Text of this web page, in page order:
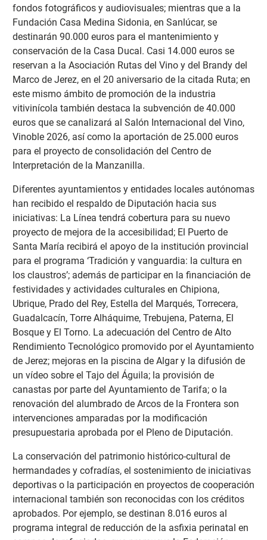
fondos fotográficos y audiovisuales; mientras que a la
Fundación Casa Medina Sidonia, en Sanlúcar, se
destinarán 90.000 euros para el mantenimiento y
conservación de la Casa Ducal. Casi 14.000 euros se
reservan a la Asociación Rutas del Vino y del Brandy del
Marco de Jerez, en el 20 aniversario de la citada Ruta; en
este mismo ámbito de promoción de la industria
vitivinícola también destaca la subvención de 40.000
euros que se canalizará al Salón Internacional del Vino,
Vinoble 2026, así como la aportación de 25.000 euros
para el proyecto de consolidación del Centro de
Interpretación de la Manzanilla.
Diferentes ayuntamientos y entidades locales autónomas
han recibido el respaldo de Diputación hacia sus
iniciativas: La Línea tendrá cobertura para su nuevo
proyecto de mejora de la accesibilidad; El Puerto de
Santa María recibirá el apoyo de la institución provincial
para el programa ‘Tradición y vanguardia: la cultura en
los claustros’; además de participar en la financiación de
festividades y actividades culturales en Chipiona,
Ubrique, Prado del Rey, Estella del Marqués, Torrecera,
Guadalcacín, Torre Alháquime, Trebujena, Paterna, El
Bosque y El Torno. La adecuación del Centro de Alto
Rendimiento Tecnológico promovido por el Ayuntamiento
de Jerez; mejoras en la piscina de Algar y la difusión de
un vídeo sobre el Tajo del Águila; la provisión de
canastas por parte del Ayuntamiento de Tarifa; o la
renovación del alumbrado de Arcos de la Frontera son
intervenciones amparadas por la modificación
presupuestaria aprobada por el Pleno de Diputación.
La conservación del patrimonio histórico-cultural de
hermandades y cofradías, el sostenimiento de iniciativas
deportivas o la participación en proyectos de cooperación
internacional también son reconocidas con los créditos
aprobados. Por ejemplo, se destinan 8.016 euros al
programa integral de reducción de la asfixia perinatal en